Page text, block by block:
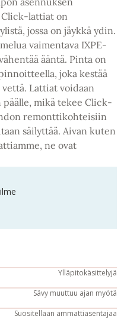
Click-lattiat on
jossa on jäykkä ydin.
vaimentava IXPE-
ääntä. Pinta on
joka kestää
Lattiat voidaan
päälle, mikä tekee Click-
remonttikohteisiin
säilyttää. Aivan kuten
ne ovat
Ylläpitokäsittelyjä
Sävy muuttuu ajan myötä
Suositellaan ammattiasentajaa